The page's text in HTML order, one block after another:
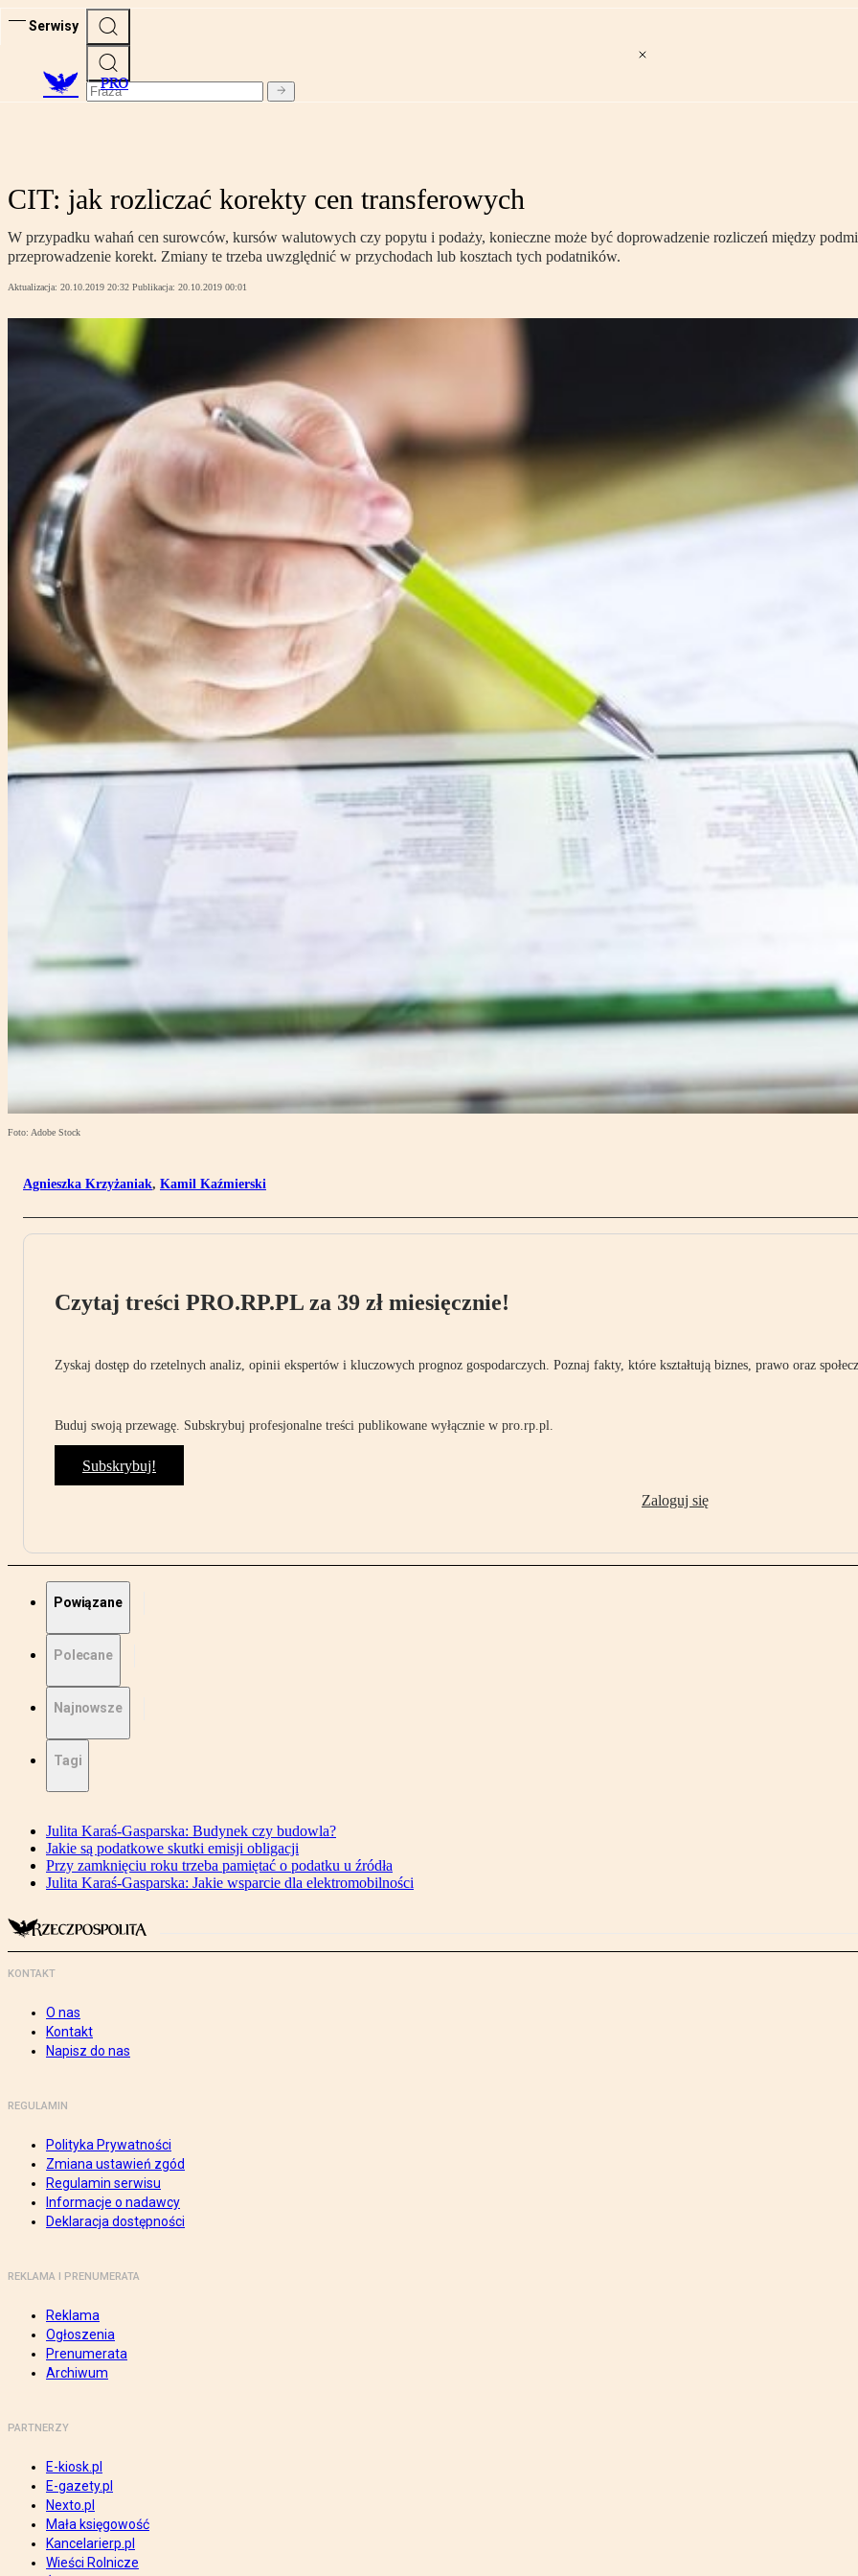
Serwisy
PRO
CIT: jak rozliczać korekty cen transferowych
W przypadku wahań cen surowców, kursów walutowych czy popytu i podaży, konieczne może być doprowadzenie rozliczeń między
przeprowadzenie korekt. Zmiany te trzeba uwzględnić w przychodach lub kosztach tych podatników.
Aktualizacja: 20.10.2019 20:32 Publikacja: 20.10.2019 00:01
Foto: Adobe Stock
Agnieszka Krzyżaniak, Kamil Kaźmierski
Czytaj treści PRO.RP.PL za 39 zł miesięcznie!
Zyskaj dostęp do rzetelnych analiz, opinii ekspertów i kluczowych prognoz gospodarczych. Poznaj fakty, które kształtują biznes, prawo oraz
Buduj swoją przewagę. Subskrybuj profesjonalne treści publikowane wyłącznie w pro.rp.pl.
Subskrybuj!
Zaloguj się
Powiązane
Polecane
Najnowsze
Tagi
Julita Karaś-Gasparska: Budynek czy budowla?
Jakie są podatkowe skutki emisji obligacji
Przy zamknięciu roku trzeba pamiętać o podatku u źródła
Julita Karaś-Gasparska: Jakie wsparcie dla elektromobilności
KONTAKT
O nas
Kontakt
Napisz do nas
REGULAMIN
Polityka Prywatności
Zmiana ustawień zgód
Regulamin serwisu
Informacje o nadawcy
Deklaracja dostępności
REKLAMA I PRENUMERATA
Reklama
Ogłoszenia
Prenumerata
Archiwum
PARTNERZY
E-kiosk.pl
E-gazety.pl
Nexto.pl
Mała księgowość
Kancelarierp.pl
Wieści Rolnicze